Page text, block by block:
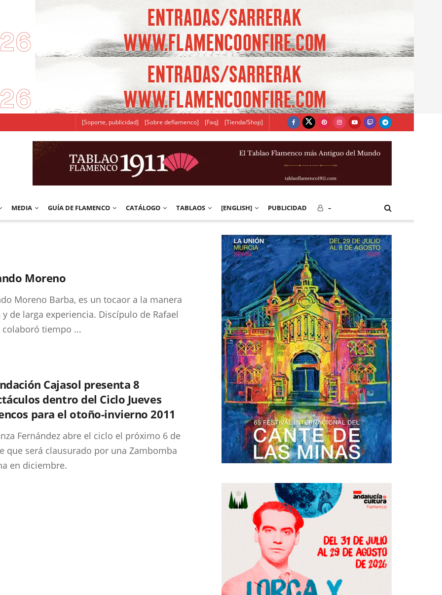
[Soporte, publicidad] [Sobre deflamenco] [Faq] [Tienda/Shop]
MEDIA GUÍA DE FLAMENCO CATÁLOGO TABLAOS [ENGLISH] PUBLICIDAD –
Moreno
Moreno Barba, es un tocaor a la manera
y de larga experiencia. Discípulo de Rafael
colaboró tiempo ...
Cajasol presenta 8
dentro del Ciclo Jueves
para el otoño-invierno 2011
Fernández abre el ciclo el próximo 6 de
que será clausurado por una Zambomba
en diciembre.